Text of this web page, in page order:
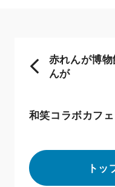
赤れんが博
んが
トッ
和笑コラボカフェ